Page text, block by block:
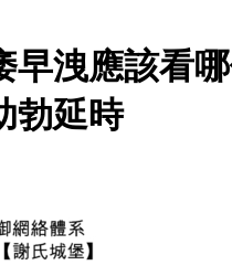
早洩應該看
勃延時